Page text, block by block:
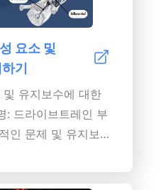
사 결정 및 개인 책
력을 얻을 수 있습니
인 작업을 더 잘 관
아이젠하워 매트
전반적인 효율성
계적인 접근 방식을
느낌을 떨쳐내고
빈도 감소* 정기 유
구 사항 준수, 벌금
적인 유지보수를 위
및 제조업체 권장
지보수 계획 수립*
어와 같은 기술 도
* 직원 교육 및 이
해 유지보수 중심의
발생하기 전에 잠
요소 및
기
및 유지보수에 대한
: 드라이브트레인 부
인 문제 및 유지보
요. 우리의 심층
라이브트레인의 수